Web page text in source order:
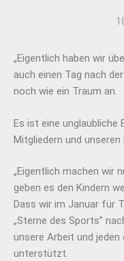
„Eigentlich haben wir
auch einen Tag nach
noch wie ein Traum an.
Es ist eine unglaubliche
Mitgliedern und
„Eigentlich machen wir
geben es den Kindern
Dass wir im Januar für
„Sterne des Sports”
unsere Arbeit und jeden
unterstützt.